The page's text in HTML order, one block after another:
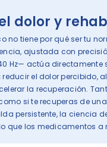
dolor y
no tiene por qué ser tu
ajustada con
Hz— actúa directamente
el dolor percibido,
la recuperación.
si te recuperas de
persistente, la ciencia
que los medicamentos a